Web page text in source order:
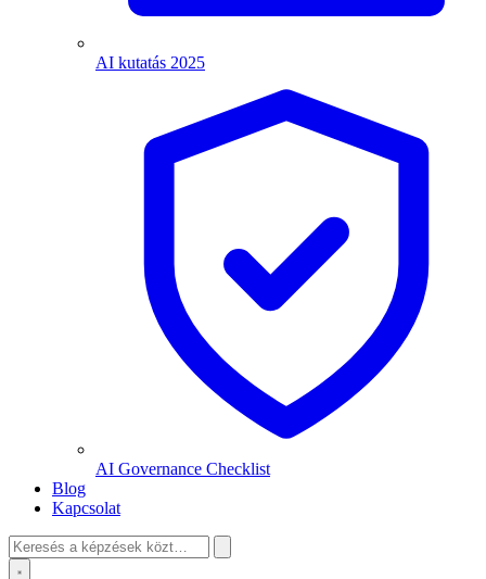
AI kutatás 2025
AI Governance Checklist
Blog
Kapcsolat